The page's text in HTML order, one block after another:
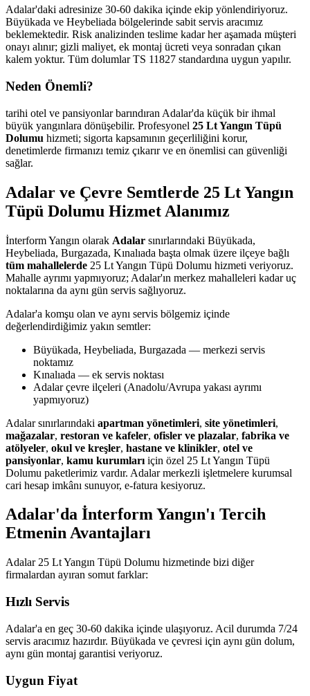
Adalar'daki adresinize 30-60 dakika içinde ekip yönlendiriyoruz.
Büyükada ve Heybeliada bölgelerinde sabit servis aracımız
beklemektedir. Risk analizinden teslime kadar her aşamada müşteri
onayı alınır; gizli maliyet, ek montaj ücreti veya sonradan çıkan
kalem yoktur. Tüm dolumlar TS 11827 standardına uygun yapılır.
Neden Önemli?
tarihi otel ve pansiyonlar barındıran Adalar'da küçük bir ihmal
büyük yangınlara dönüşebilir. Profesyonel 25 Lt Yangın Tüpü
Dolumu hizmeti; sigorta kapsamının geçerliliğini korur,
denetimlerde firmanızı temiz çıkarır ve en önemlisi can güvenliği
sağlar.
Adalar ve Çevre Semtlerde 25 Lt Yangın
Tüpü Dolumu Hizmet Alanımız
İnterform Yangın olarak Adalar sınırlarındaki Büyükada,
Heybeliada, Burgazada, Kınalıada başta olmak üzere ilçeye bağlı
tüm mahallelerde 25 Lt Yangın Tüpü Dolumu hizmeti veriyoruz.
Mahalle ayrımı yapmıyoruz; Adalar'ın merkez mahalleleri kadar uç
noktalarına da aynı gün servis sağlıyoruz.
Adalar'a komşu olan ve aynı servis bölgemiz içinde
değerlendirdiğimiz yakın semtler:
Büyükada, Heybeliada, Burgazada — merkezi servis
noktamız
Kınalıada — ek servis noktası
Adalar çevre ilçeleri (Anadolu/Avrupa yakası ayrımı
yapmıyoruz)
Adalar sınırlarındaki apartman yönetimleri, site yönetimleri,
mağazalar, restoran ve kafeler, ofisler ve plazalar, fabrika ve
atölyeler, okul ve kreşler, hastane ve klinikler, otel ve
pansiyonlar, kamu kurumları için özel 25 Lt Yangın Tüpü
Dolumu paketlerimiz vardır. Adalar merkezli işletmelere kurumsal
cari hesap imkânı sunuyor, e-fatura kesiyoruz.
Adalar'da İnterform Yangın'ı Tercih
Etmenin Avantajları
Adalar 25 Lt Yangın Tüpü Dolumu hizmetinde bizi diğer
firmalardan ayıran somut farklar:
Hızlı Servis
Adalar'a en geç 30-60 dakika içinde ulaşıyoruz. Acil durumda 7/24
servis aracımız hazırdır. Büyükada ve çevresi için aynı gün dolum,
aynı gün montaj garantisi veriyoruz.
Uygun Fiyat